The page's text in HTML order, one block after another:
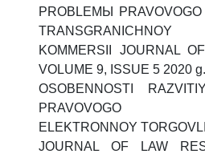
PROBLЕMЫ
TRANSGRANICHNOY
KOMMЕRSII JOURNAL
VOLUME 9, ISSUE 5 2020 g.
OSOBЕNNOSTI
PRAVOVOGO
ELЕKTRONNOY TORGOVLI
JOURNAL OF LAW